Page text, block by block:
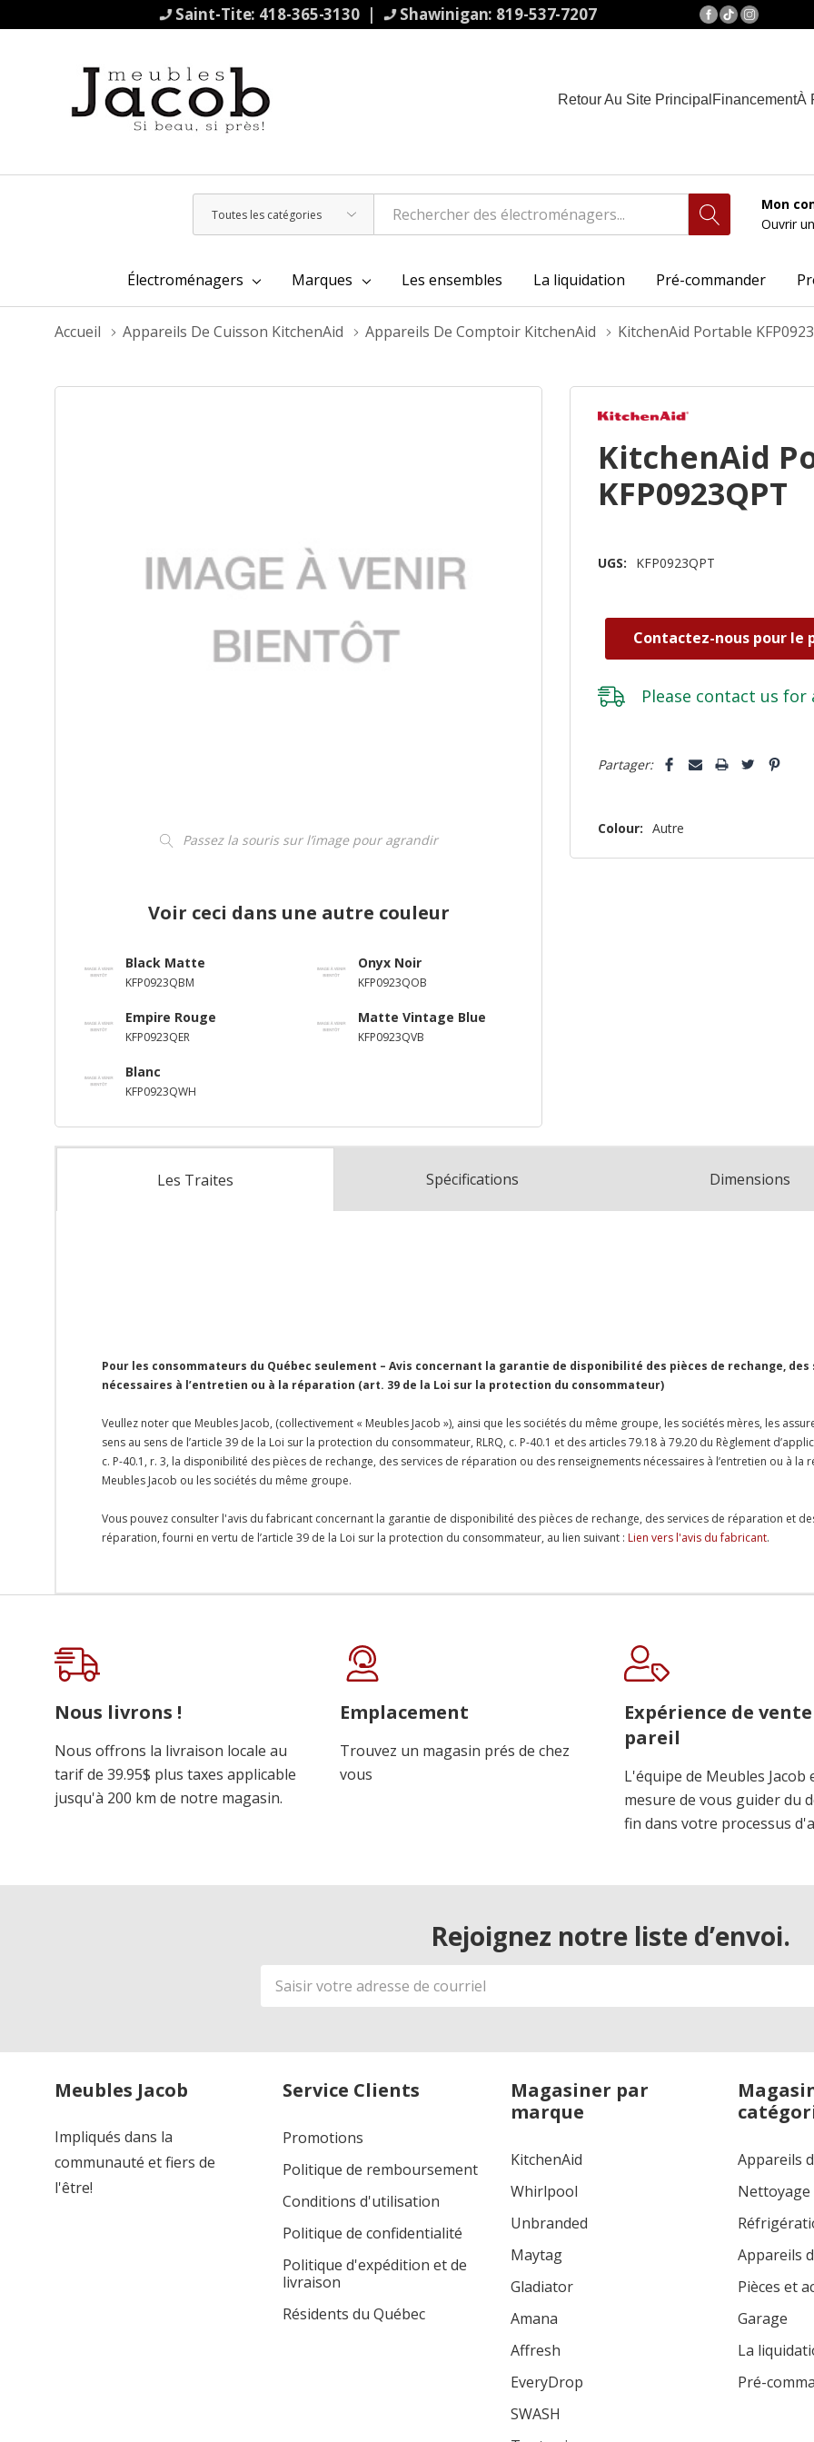
Saint-Tite: 418-365-3130 | Shawinigan: 819-537-7207
Retour Au Site Principal FinancementÀ
Toutes
les
Rechercher
Mon
Ouvrir
Électroménagers Marques Les ensembles La liquidation Pré-commander
Accueil Appareils De Cuisson KitchenAid Appareils De Comptoir KitchenAid KitchenAid Portable
Passez la souris sur l’image pour agrandir
Voir ceci dans une autre couleur
Black Matte
KFP0923QBM
Onyx Noir
KFP0923QOB
Empire Rouge
KFP0923QER
Matte Vintage Blue
KFP0923QVB
Blanc
KFP0923QWH
KitchenAid
KFP0923QPT
UGS: KFP0923QPT
Contactez-nous pour le
Please contact us for
vous!
Partager:
Colour: Autre
Les Traites Spécifications Dimensions
Pour les consommateurs du Québec seulement – Avis concernant la garantie de disponibilité des pièces de rechange,
nécessaires à l’entretien ou à la réparation (art. 39 de la Loi sur la protection du consommateur)
Veullez noter que Meubles Jacob, (collectivement « Meubles Jacob »), ainsi que les sociétés du même groupe, les sociétés mères, les
sens au sens de l’article 39 de la Loi sur la protection du consommateur, RLRQ, c. P-40.1 et des articles 79.18 à 79.20 du Règlement
c. P-40.1, r. 3, la disponibilité des pièces de rechange, des services de réparation ou des renseignements nécessaires à l’entretien ou à
Meubles Jacob ou les sociétés du même groupe.
Vous pouvez consulter l'avis du fabricant concernant la garantie de disponibilité des pièces de rechange, des services de réparation et
réparation, fourni en vertu de l’article 39 de la Loi sur la protection du consommateur, au lien suivant : Lien vers l'avis du fabricant.
personnalisé
Nous livrons !
Nous offrons la livraison locale au
tarif de 39.95$ plus taxes applicable
jusqu'à 200 km de notre magasin.
Emplacement
Trouvez un magasin prés de chez
vous
Expérience de
pareil
L'équipe de Meubles Jacob
mesure de vous guider du
fin dans votre processus
Rejoignez notre liste d’envoi.
Adresse
de
Meubles Jacob
Impliqués dans la
communauté et fiers de
l'être!
Service Clients
Promotions
Politique de remboursement
Conditions d'utilisation
Politique de confidentialité
Politique d'expédition et de
livraison
Résidents du Québec
Magasiner par
marque
KitchenAid
Whirlpool
Unbranded
Maytag
Gladiator
Amana
Affresh
EveryDrop
SWASH
Appareils
Nettoyage
Appareils
Pièces et
Garage
La
Pré-